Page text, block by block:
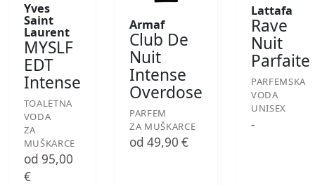
Yves
Saint
Laurent
MYSLF
EDT
Intense
TOALETNA
VODA
ZA
MUŠKARCE
od 95,00
€
Armaf
Club De
Nuit
Intense
Overdose
PARFEM
ZA MUŠKARCE
od 49,90 €
Lattafa
Rave
Nuit
Parfaite
PARFEMSKA
VODA
UNISEX
-